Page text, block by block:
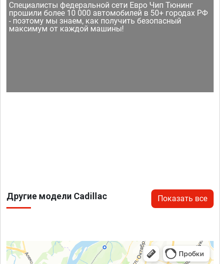
Специалисты федеральной сети Евро Чип Тюнинг
прошили более 10 000 автомобилей в 50+ городах РФ
- поэтому мы знаем, как получить безопасный
максимум от каждой машины!
Другие модели Cadillac Показать все